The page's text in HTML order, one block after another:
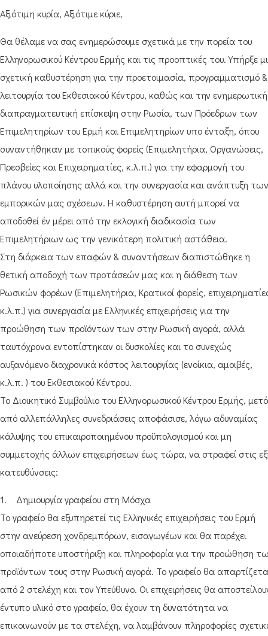
Αξιότιμη κυρία, Αξιότιμε κύριε,
Θα θέλαμε να σας ενημερώσουμε σχετικά με την πορεία του
Ελληνορωσικού Κέντρου Ερμής και τις προοπτικές του. Υπήρξε
σχετική καθυστέρηση για την προετοιμασία, προγραμματισμό &
λειτουργία του Εκθεσιακού Κέντρου, καθώς και την
διαπραγματευτική επίσκεψη στην Ρωσία, των Πρόεδρων των
Επιμελητηρίων του Ερμή και Επιμελητηρίων υπο ένταξη, όπου
συναντήθηκαν με τοπικούς φορείς (Επιμελητήρια, Οργανώσεις,
Πρεσβείες και Επιχειρηματίες, κ.λ.π.) για την εφαρμογή του
πλάνου υλοποίησης αλλά και την συνεργασία και ανάπτυξη των
εμπορικών μας σχέσεων. Η καθυστέρηση αυτή μπορεί να
αποδοθεί έν μέρει από την εκλογική διαδικασία των
Επιμελητήριων ως την γενικότερη πολιτική αστάθεια.
Στη διάρκεια των επαφών & συναντήσεων διαπιστώθηκε η
θετική αποδοχή των προτάσεών μας και η διάθεση των
Ρωσικών φορέων (Επιμελητήρια, Κρατικοί φορείς,
κ.λ.π.) για συνεργασία με Ελληνικές επιχειρήσεις για την
προώθηση των προϊόντων των στην Ρωσική αγορά, αλλά
ταυτόχρονα εντοπίστηκαν οι δυσκολίες και το συνεχώς
αυξανόμενο διαχρονικά κόστος λειτουργίας (ενοίκια, αμοιβές,
κ.λ.π. ) του Εκθεσιακού Κέντρου.
Το Διοικητικό Συμβούλιο του Ελληνορωσικού Κέντρου Ερμής,
από αλλεπάλληλες συνεδριάσεις αποφάσισε, λόγω αδυναμίας
κάλυψης του επικαιροποιημένου προϋπολογισμού και μη
συμμετοχής άλλων επιχειρήσεων έως τώρα, να στραφεί στις
κατευθύνσεις:
1. Δημιουργία γραφείου στη Μόσχα
Το γραφείο θα εξυπηρετεί τις Ελληνικές επιχειρήσεις του Ερμή
στην ανεύρεση χονδρεμπόρων, εισαγωγέων και θα παρέχει
οποιαδήποτε υποστήριξη και πληροφορία για την προώθηση
προϊόντων τους στην Ρωσική αγορά. Το γραφείο θα
από 2 στελέχη και τον Υπεύθυνο. Οι επιχειρήσεις θα
έντυπο υλικό στο γραφείο, θα έχουν τη δυνατότητα να
επικοινωνούν με τα στελέχη, να λαμβάνουν πληροφορίες